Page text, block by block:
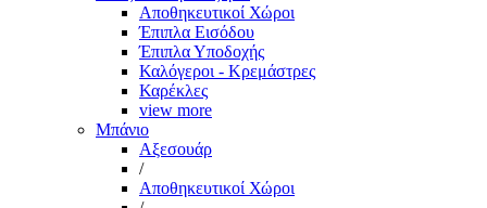
Αποθηκευτικοί Χώροι
Έπιπλα Εισόδου
Έπιπλα Υποδοχής
Καλόγεροι - Κρεμάστρες
Καρέκλες
view more
Μπάνιο
Αξεσουάρ
/
Αποθηκευτικοί Χώροι